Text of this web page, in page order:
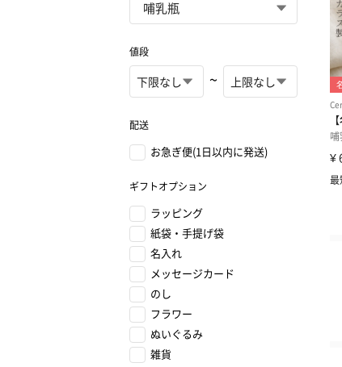
値段
~
配送
お急ぎ便(1日以内に発送)
ギフトオプション
ラッピング
紙袋・手提げ袋
名入れ
メッセージカード
のし
フラワー
ぬいぐるみ
雑貨